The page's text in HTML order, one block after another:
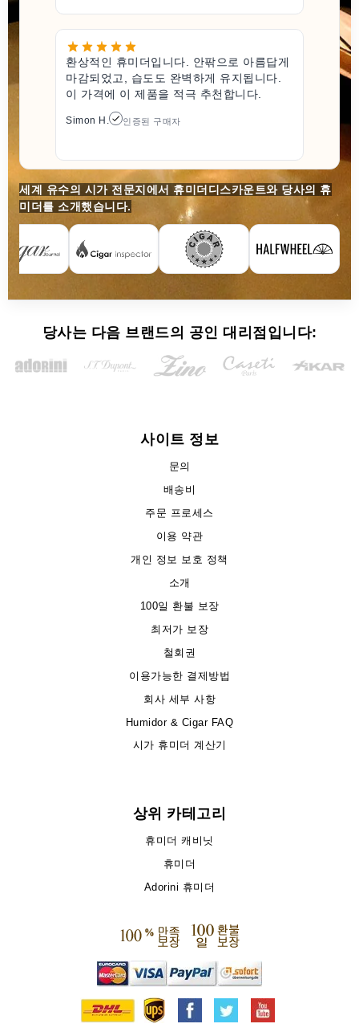
환상적인 휴미더입니다. 안팎으로 아름답게
마감되었고, 습도도 완벽하게 유지됩니다.
이 가격에 이 제품을 적극 추천합니다.
Simon H. 인증된 구매자
세계 유수의 시가 전문지에서 휴미더디스카운트와 당사의 휴
미더를 소개했습니다.
당사는 다음 브랜드의 공인 대리점입니다:
사이트 정보
문의
배송비
주문 프로세스
이용 약관
개인 정보 보호 정책
소개
100일 환불 보장
최저가 보장
철회권
이용가능한 결제방법
회사 세부 사항
Humidor & Cigar FAQ
시가 휴미더 계산기
상위 카테고리
휴미더 캐비닛
휴미더
Adorini 휴미더